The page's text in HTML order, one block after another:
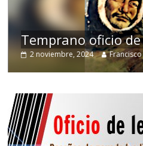
Temprano oficio
2 noviembre, 2024